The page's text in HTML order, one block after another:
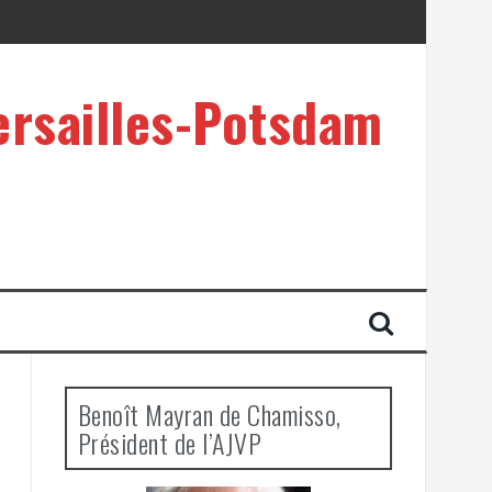
Potsdam
Benoît Mayran de Chamisso,
Président de l’AJVP